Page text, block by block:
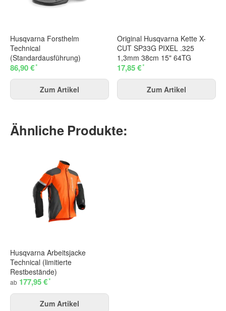
Husqvarna Forsthelm
Technical
(Standardausführung)
86,90 €*
Zum Artikel
Original Husqvarna Kette X-
CUT SP33G PIXEL .325
1,3mm 38cm 15" 64TG
17,85 €*
Zum Artikel
Ähnliche Produkte:
Husqvarna Arbeitsjacke
Technical (limitierte
Restbestände)
ab 177,95 €*
Zum Artikel